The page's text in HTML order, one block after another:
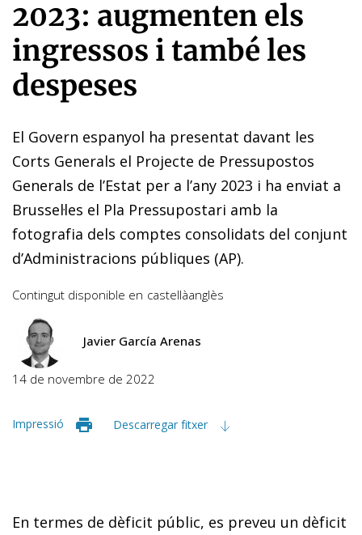
2023: augmenten els
ingressos i també les
despeses
El Govern espanyol ha presentat davant les
Corts Generals el Projecte de Pressupostos
Generals de l’Estat per a l’any 2023 i ha enviat a
Brussel·les el Pla Pressupostari amb la
fotografia dels comptes consolidats del conjunt
d’Administracions públiques (AP).
Contingut disponible en castellàanglès
Javier García Arenas
14 de novembre de 2022
Impressió Descarregar fitxer
En termes de dèficit públic, es preveu un dèficit